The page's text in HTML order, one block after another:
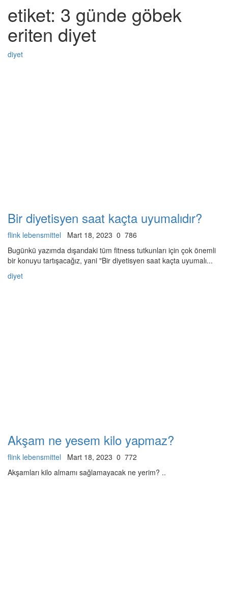
etiket: 3 günde göbek
eriten diyet
diyet
Bir diyetisyen saat kaçta uyumalıdır?
flink lebensmittel Mart 18, 2023 0 786
Bugünkü yazımda dışarıdaki tüm fitness tutkunları için çok önemli
bir konuyu tartışacağız, yani "Bir diyetisyen saat kaçta uyumalı...
diyet
Akşam ne yesem kilo yapmaz?
flink lebensmittel Mart 18, 2023 0 772
Akşamları kilo almamı sağlamayacak ne yerim? ..